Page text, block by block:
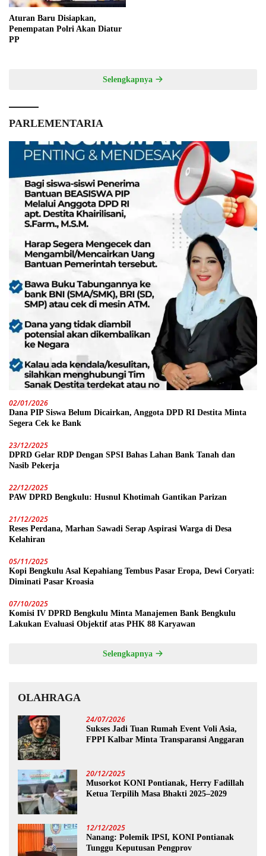
Aturan Baru Disiapkan,
Penempatan Polri Akan Diatur
PP
Selengkapnya
PARLEMENTARIA
02/01/2026
Dana PIP Siswa Belum Dicairkan, Anggota DPD RI Destita Minta
Segera Cek ke Bank
23/12/2025
DPRD Gelar RDP Dengan SPSI Bahas Lahan Bank Tanah dan
Nasib Pekerja
22/12/2025
PAW DPRD Bengkulu: Husnul Khotimah Gantikan Parizan
21/12/2025
Reses Perdana, Marhan Sawadi Serap Aspirasi Warga di Desa
Kelahiran
05/11/2025
Kopi Bengkulu Asal Kepahiang Tembus Pasar Eropa, Dewi Coryati:
Diminati Pasar Kroasia
07/10/2025
Komisi IV DPRD Bengkulu Minta Manajemen Bank Bengkulu
Lakukan Evaluasi Objektif atas PHK 88 Karyawan
Selengkapnya
OLAHRAGA
24/07/2026
Sukses Jadi Tuan Rumah Event Voli Asia,
FPPI Kalbar Minta Transparansi Anggaran
20/12/2025
Musorkot KONI Pontianak, Herry Fadillah
Ketua Terpilih Masa Bhakti 2025–2029
12/12/2025
Nanang: Polemik IPSI, KONI Pontianak
Tunggu Keputusan Pengprov